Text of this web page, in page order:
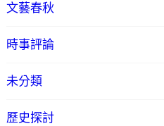
文藝春秋
時事評論
未分類
歷史探討